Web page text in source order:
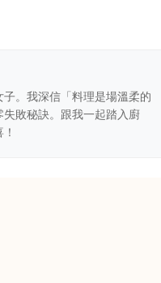
。我深信「料理是場溫柔的
敗秘訣。跟我一起踏入廚